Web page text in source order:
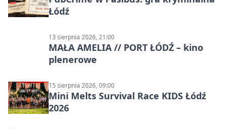
Łódź
13 sierpnia 2026, 21:00
MAŁA AMELIA // PORT ŁÓDŹ – kino
plenerowe
15 sierpnia 2026, 09:00
Mini Melts Survival Race KIDS Łódź
2026